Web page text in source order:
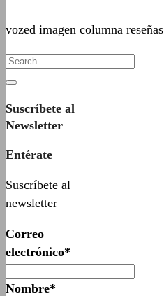
vozed imagen columna reseñas
Suscríbete al
Newsletter
Entérate
Suscríbete al
newsletter
Correo
electrónico*
Nombre*